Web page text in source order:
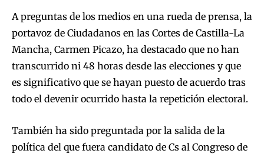
A preguntas de los medios en una rueda de prensa, la
portavoz de Ciudadanos en las Cortes de Castilla-La
Mancha, Carmen Picazo, ha destacado que no han
transcurrido ni 48 horas desde las elecciones y que
es significativo que se hayan puesto de acuerdo tras
todo el devenir ocurrido hasta la repetición electoral.
También ha sido preguntada por la salida de la
política del que fuera candidato de Cs al Congreso de